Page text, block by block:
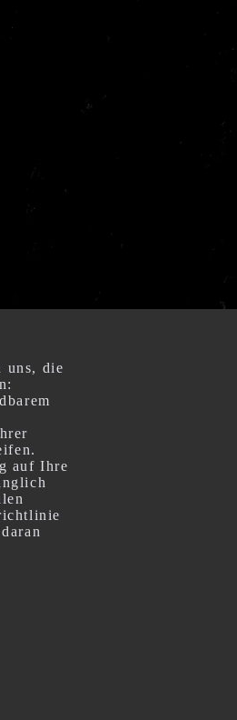
uns, die
auf Ihre